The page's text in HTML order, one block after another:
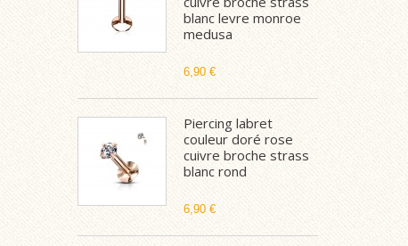
blanc levre monroe
medusa
6,90 €
Piercing labret
couleur doré rose
cuivre broche strass
blanc rond
6,90 €